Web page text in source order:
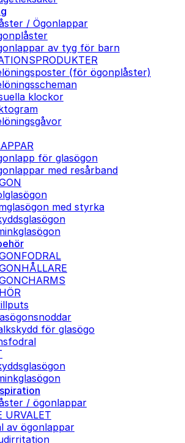
/ Ögonlappar
av tyg för barn
(för ögonplåster)
klockor
för glasögon
med resårband
med styrka
för glasögo
/ ögonlappar
URVALET
av ögonlappar